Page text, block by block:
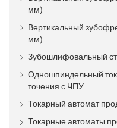
мм)
Вертикальный
мм)
Зубошлифовальный
Одношпиндельный
точения с ЧПУ
Токарный автомат
Токарные автоматы